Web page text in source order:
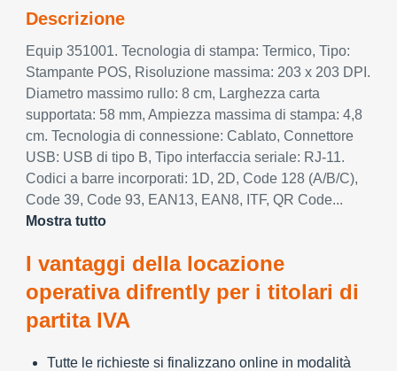
Descrizione
Equip 351001. Tecnologia di stampa: Termico, Tipo:
Stampante POS, Risoluzione massima: 203 x 203 DPI.
Diametro massimo rullo: 8 cm, Larghezza carta
supportata: 58 mm, Ampiezza massima di stampa: 4,8
cm. Tecnologia di connessione: Cablato, Connettore
USB: USB di tipo B, Tipo interfaccia seriale: RJ-11.
Codici a barre incorporati: 1D, 2D, Code 128 (A/B/C),
Code 39, Code 93, EAN13, EAN8, ITF, QR Code...
Mostra tutto
I vantaggi della locazione
operativa difrently per i titolari di
partita IVA
Tutte le richieste si finalizzano online in modalità